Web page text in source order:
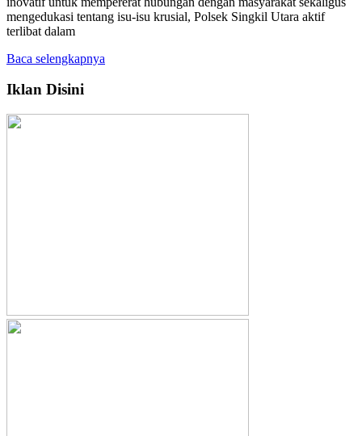
mengedukasi tentang isu-isu krusial, Polsek Singkil Utara aktif
terlibat dalam
Baca selengkapnya
Iklan Disini